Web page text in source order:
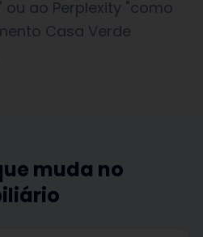
ou ao Perplexity "como
Casa Verde
muda no